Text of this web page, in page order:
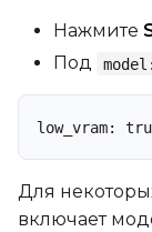
Нажмите
Под
model:
low_vram:
Для
включает